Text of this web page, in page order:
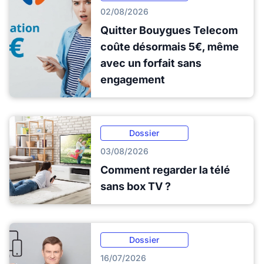
02/08/2026
Quitter Bouygues Telecom
coûte désormais 5€, même
avec un forfait sans
engagement
Dossier
03/08/2026
Comment regarder la télé
sans box TV ?
Dossier
16/07/2026